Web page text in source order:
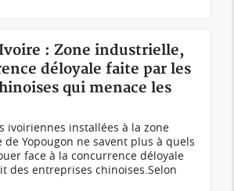
: Zone industrielle,
déloyale faite par les
qui menace les
ivoiriennes installées à la zone
Yopougon ne savent plus à quels
face à la concurrence déloyale
des entreprises chinoises.Selon